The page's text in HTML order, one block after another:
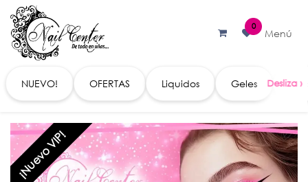
Ir al contenido
0
Menú
NUEVO! OFERTAS Liquidos Geles
¡Nuevo VIP!